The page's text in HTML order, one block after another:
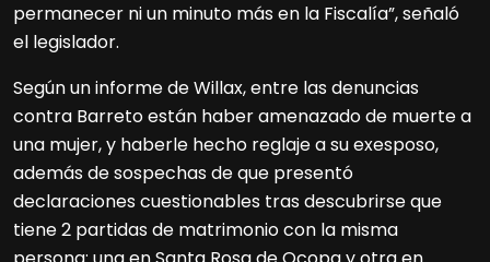
permanecer ni un minuto más en la Fiscalía”, señaló
el legislador.
Según un informe de Willax, entre las denuncias
contra Barreto están haber amenazado de muerte a
una mujer, y haberle hecho reglaje a su exesposo,
además de sospechas de que presentó
declaraciones cuestionables tras descubrirse que
tiene 2 partidas de matrimonio con la misma